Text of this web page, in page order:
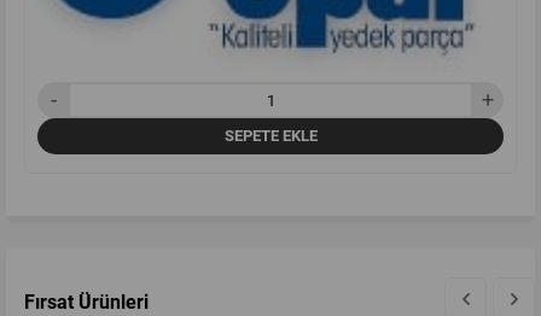
SEPETE EKLE
Fırsat Ürünleri